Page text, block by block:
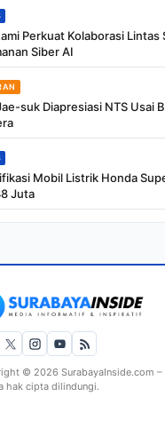
Perkuat Kolaborasi
Siber AI
suk Diapresiasi NTS Usai
Mobil Listrik Honda
Juta
© 2026 SurabayaInside.com –
hak cipta dilindungi.